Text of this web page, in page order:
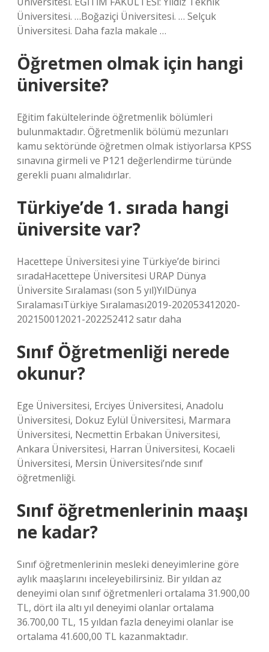
Üniversitesi. …Boğaziçi Üniversitesi. … Selçuk
Üniversitesi. Daha fazla makale …
Öğretmen olmak için hangi
üniversite?
Eğitim fakültelerinde öğretmenlik bölümleri
bulunmaktadır. Öğretmenlik bölümü mezunları
kamu sektöründe öğretmen olmak istiyorlarsa KPSS
sınavına girmeli ve P121 değerlendirme türünde
gerekli puanı almalıdırlar.
Türkiye’de 1. sırada hangi
üniversite var?
Hacettepe Üniversitesi yine Türkiye’de birinci
sıradaHacettepe Üniversitesi URAP Dünya
Üniversite Sıralaması (son 5 yıl)YılDünya
SıralamasıTürkiye Sıralaması2019-202053412020-
202150012021-202252412 satır daha
Sınıf Öğretmenliği nerede
okunur?
Ege Üniversitesi, Erciyes Üniversitesi, Anadolu
Üniversitesi, Dokuz Eylül Üniversitesi, Marmara
Üniversitesi, Necmettin Erbakan Üniversitesi,
Ankara Üniversitesi, Harran Üniversitesi, Kocaeli
Üniversitesi, Mersin Üniversitesi’nde sınıf
öğretmenliği.
Sınıf öğretmenlerinin maaşı
ne kadar?
Sınıf öğretmenlerinin mesleki deneyimlerine göre
aylık maaşlarını inceleyebilirsiniz. Bir yıldan az
deneyimi olan sınıf öğretmenleri ortalama 31.900,00
TL, dört ila altı yıl deneyimi olanlar ortalama
36.700,00 TL, 15 yıldan fazla deneyimi olanlar ise
ortalama 41.600,00 TL kazanmaktadır.